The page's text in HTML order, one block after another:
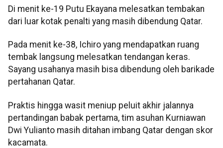
Di menit ke-19 Putu Ekayana melesatkan tembakan
dari luar kotak penalti yang masih dibendung Qatar.
Pada menit ke-38, Ichiro yang mendapatkan ruang
tembak langsung melesatkan tendangan keras.
Sayang usahanya masih bisa dibendung oleh barikade
pertahanan Qatar.
Praktis hingga wasit meniup peluit akhir jalannya
pertandingan babak pertama, tim asuhan Kurniawan
Dwi Yulianto masih ditahan imbang Qatar dengan skor
kacamata.